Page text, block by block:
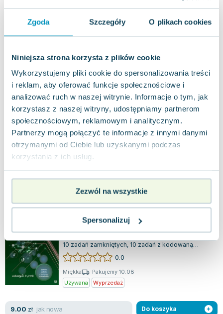
Zgoda Szczegóły O plikach cookies
Niniejsza strona korzysta z plików cookie
Wykorzystujemy pliki cookie do spersonalizowania treści
i reklam, aby oferować funkcje społecznościowe i
analizować ruch w naszej witrynie. Informacje o tym, jak
korzystasz z naszej witryny, udostępniamy partnerom
społecznościowym, reklamowym i analitycznym.
Partnerzy mogą połączyć te informacje z innymi danymi
otrzymanymi od Ciebie lub uzyskanymi podczas
korzystania z ich usług.
Zezwól na wszystkie
Spersonalizuj
Wyprzedaż
Matura od 2025 Matematyka Zbiór zadań
Poziom podstawowy
Nowik,2025| Marta Romanowska, Romanowska Maria
„Matura od 2025. Matematyka. Zbiór zadań
maturalnych. Poziom podstawowy” to książka,
która oferuje 594 oryginalne zadania, starann...
Miękka
Pakujemy 11.08
Nowa
32.49zł nowa Do koszyka
Matura 2018. Matematyka. Zakres
rozszerzony
,2017| Marta Romanowska
10 zadań zamkniętych, 10 zadań z kodowaną
odpowiedzią oraz ćwiczenia na krótką i...
0.0
Miękka
Pakujemy 10.08
Używana
Wyprzedaż
9.00 zł jak nowa Do koszyka